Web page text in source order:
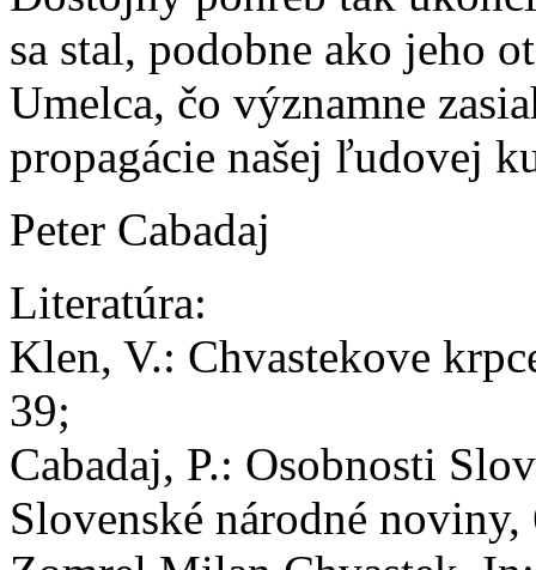
sa stal, podobne ako jeho
Umelca, čo významne
propagácie našej ľudovej
Peter Cabadaj
Literatúra:
Klen, V.: Chvastekove
39;
Cabadaj, P.: Osobnosti
Slovenské národné